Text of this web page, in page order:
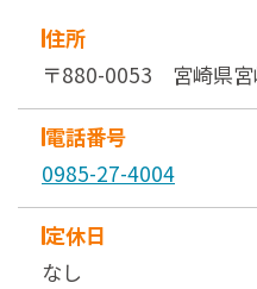
住所
〒880-0053 宮崎県宮
電話番号
0985-27-4004
定休日
なし